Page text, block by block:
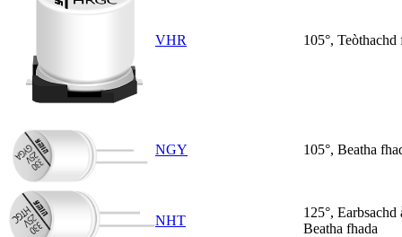
VHR 105°, Teòthachd
NGY 105°, Beatha
NHT
125°, Earbsachd
Beatha fhada